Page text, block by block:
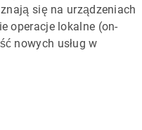
się na urządzeniach
operacje lokalne (on-
nowych usług w